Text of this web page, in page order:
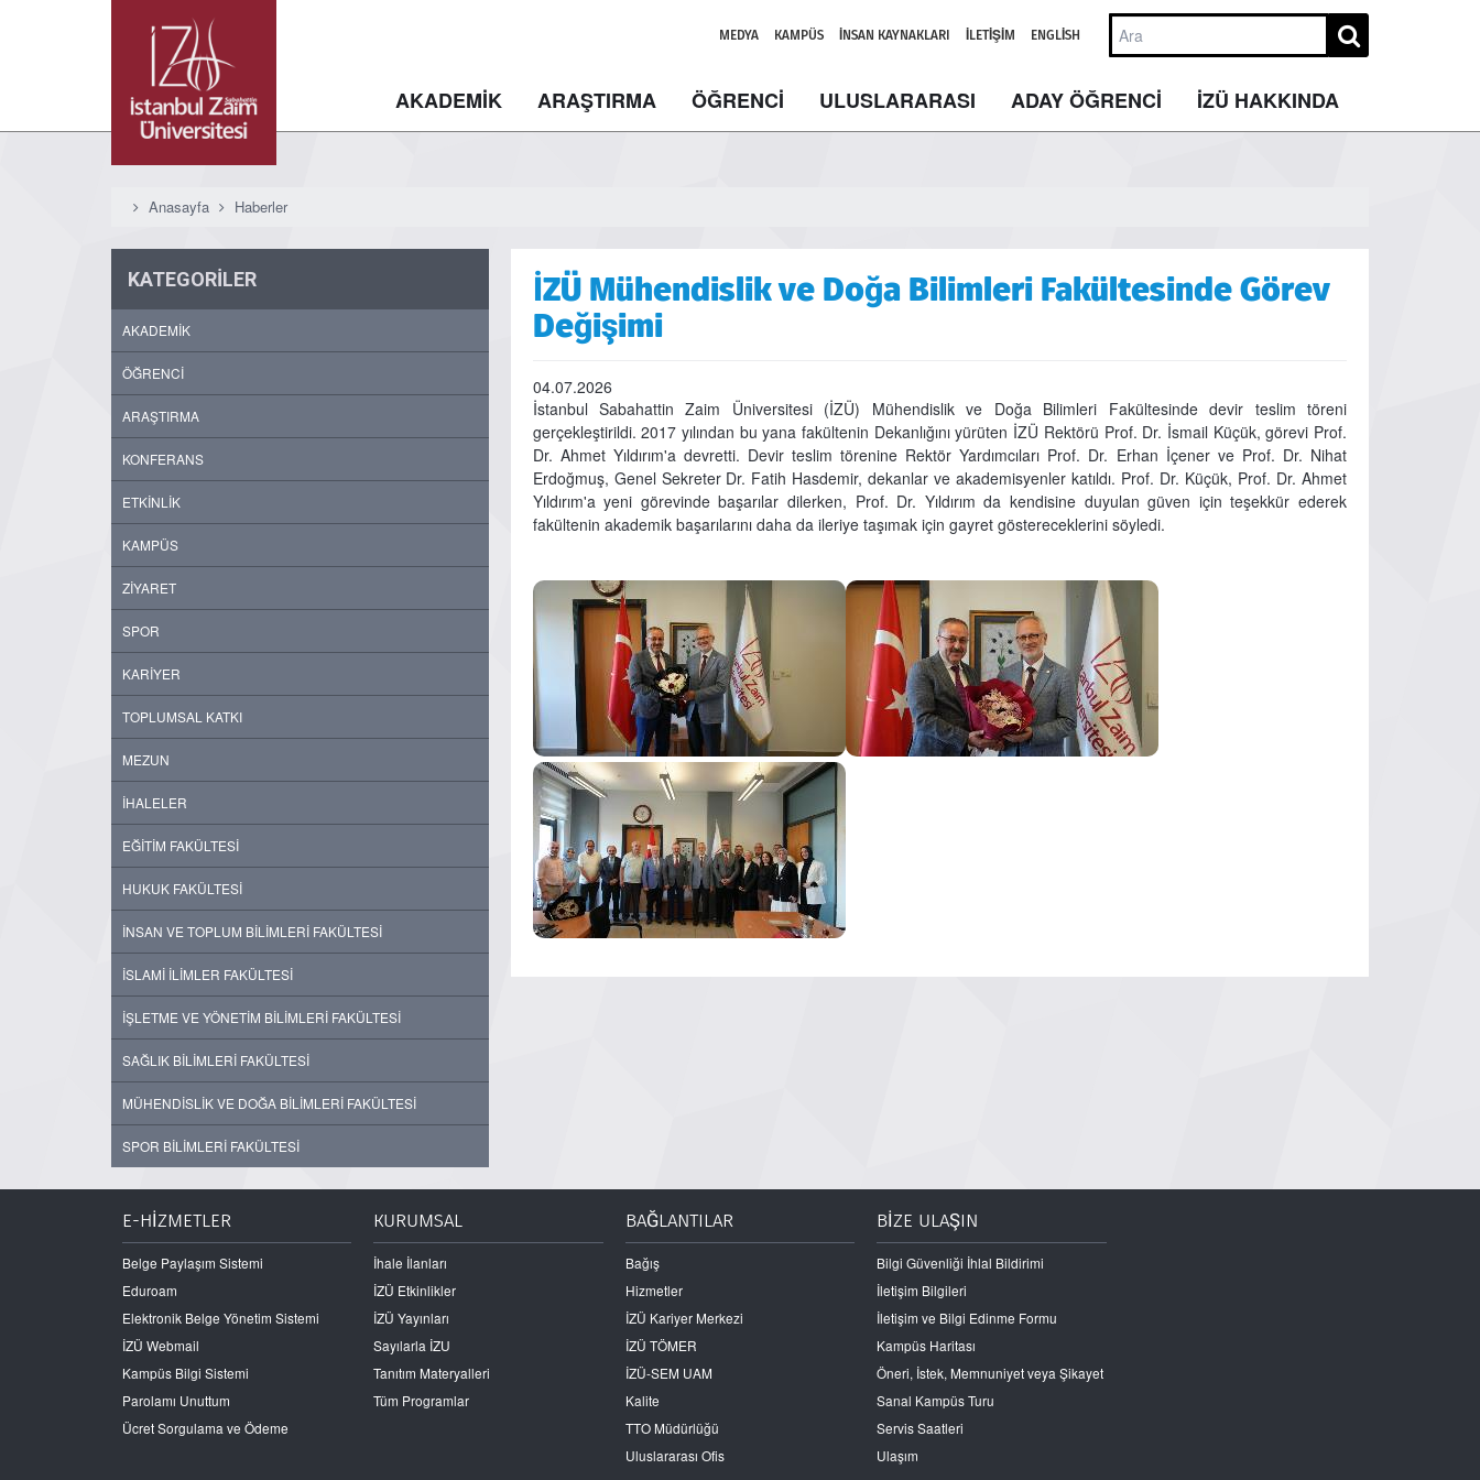
MEDYA KAMPÜS İNSAN KAYNAKLARI İLETIŞIM ENGLISH
AKADEMİK ARAŞTIRMA ÖĞRENCİ ULUSLARARASI ADAY ÖĞRENCİ İZÜ HAKKINDA
Anasayfa Haberler
KATEGORİLER
AKADEMİK
ÖĞRENCİ
ARAŞTIRMA
KONFERANS
ETKİNLİK
KAMPÜS
ZİYARET
SPOR
KARİYER
TOPLUMSAL KATKI
MEZUN
İHALELER
EĞİTİM FAKÜLTESİ
HUKUK FAKÜLTESİ
İNSAN VE TOPLUM BİLİMLERİ FAKÜLTESİ
İSLAMİ İLİMLER FAKÜLTESİ
İŞLETME VE YÖNETİM BİLİMLERİ FAKÜLTESİ
SAĞLIK BİLİMLERİ FAKÜLTESİ
MÜHENDİSLİK VE DOĞA BİLİMLERİ FAKÜLTESİ
SPOR BİLİMLERİ FAKÜLTESİ
İZÜ Mühendislik ve Doğa Bilimleri Fakültesinde Görev
Değişimi
04.07.2026
İstanbul Sabahattin Zaim Üniversitesi (İZÜ) Mühendislik ve Doğa Bilimleri Fakültesinde devir teslim töreni
gerçekleştirildi. 2017 yılından bu yana fakültenin Dekanlığını yürüten İZÜ Rektörü Prof. Dr. İsmail Küçük, görevi Prof.
Dr. Ahmet Yıldırım'a devretti. Devir teslim törenine Rektör Yardımcıları Prof. Dr. Erhan İçener ve Prof. Dr. Nihat
Erdoğmuş, Genel Sekreter Dr. Fatih Hasdemir, dekanlar ve akademisyenler katıldı. Prof. Dr. Küçük, Prof. Dr. Ahmet
Yıldırım'a yeni görevinde başarılar dilerken, Prof. Dr. Yıldırım da kendisine duyulan güven için teşekkür ederek
fakültenin akademik başarılarını daha da ileriye taşımak için gayret göstereceklerini söyledi.
E-HİZMETLER
Belge Paylaşım Sistemi
Eduroam
Elektronik Belge Yönetim Sistemi
İZÜ Webmail
Kampüs Bilgi Sistemi
Parolamı Unuttum
Ücret Sorgulama ve Ödeme
KURUMSAL
İhale İlanları
İZÜ Etkinlikler
İZÜ Yayınları
Sayılarla İZU
Tanıtım Materyalleri
Tüm Programlar
BAĞLANTILAR
Bağış
Hizmetler
İZÜ Kariyer Merkezi
İZÜ TÖMER
İZÜ-SEM UAM
Kalite
TTO Müdürlüğü
Uluslararası Ofis
BİZE ULAŞIN
Bilgi Güvenliği İhlal Bildirimi
İletişim Bilgileri
İletişim ve Bilgi Edinme Formu
Kampüs Haritası
Öneri, İstek, Memnuniyet veya Şikayet
Sanal Kampüs Turu
Servis Saatleri
Ulaşım